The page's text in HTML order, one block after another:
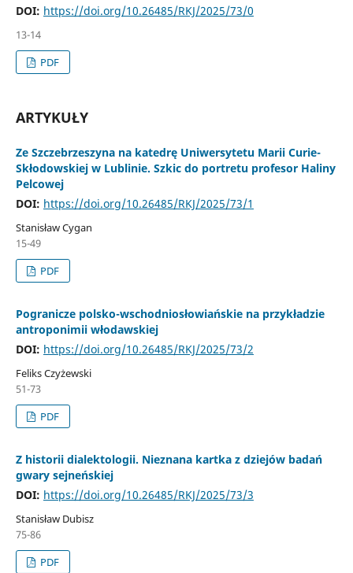
DOI: https://doi.org/10.26485/RKJ/2025/73/0
13-14
PDF
ARTYKUŁY
Ze Szczebrzeszyna na katedrę Uniwersytetu Marii Curie-
Skłodowskiej w Lublinie. Szkic do portretu profesor Haliny
Pelcowej
DOI: https://doi.org/10.26485/RKJ/2025/73/1
Stanisław Cygan
15-49
PDF
Pogranicze polsko-wschodniosłowiańskie na przykładzie
antroponimii włodawskiej
DOI: https://doi.org/10.26485/RKJ/2025/73/2
Feliks Czyżewski
51-73
PDF
Z historii dialektologii. Nieznana kartka z dziejów badań
gwary sejneńskiej
DOI: https://doi.org/10.26485/RKJ/2025/73/3
Stanisław Dubisz
75-86
PDF